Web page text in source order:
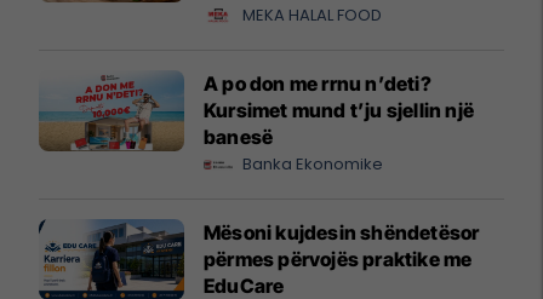
MEKA HALAL FOOD
A po don me rrnu n’deti?
Kursimet mund t’ju sjellin një
banesë
Banka Ekonomike
Mësoni kujdesin shëndetësor
përmes përvojës praktike me
EduCare